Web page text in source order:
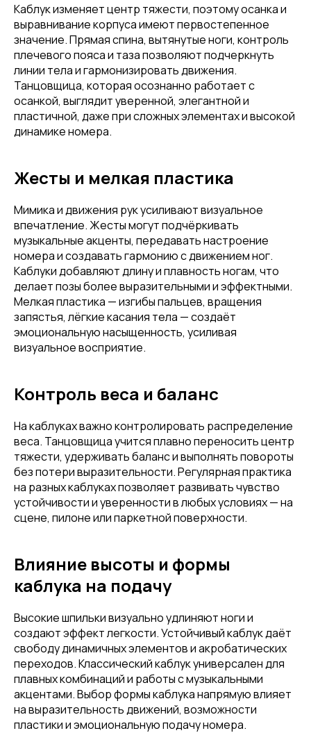
Каблук изменяет центр тяжести, поэтому осанка и
выравнивание корпуса имеют первостепенное
значение. Прямая спина, вытянутые ноги, контроль
плечевого пояса и таза позволяют подчеркнуть
линии тела и гармонизировать движения.
Танцовщица, которая осознанно работает с
осанкой, выглядит уверенной, элегантной и
пластичной, даже при сложных элементах и высокой
динамике номера.
Жесты и мелкая пластика
Мимика и движения рук усиливают визуальное
впечатление. Жесты могут подчёркивать
музыкальные акценты, передавать настроение
номера и создавать гармонию с движением ног.
Каблуки добавляют длину и плавность ногам, что
делает позы более выразительными и эффектными.
Мелкая пластика — изгибы пальцев, вращения
запястья, лёгкие касания тела — создаёт
эмоциональную насыщенность, усиливая
визуальное восприятие.
Контроль веса и баланс
На каблуках важно контролировать распределение
веса. Танцовщица учится плавно переносить центр
тяжести, удерживать баланс и выполнять повороты
без потери выразительности. Регулярная практика
на разных каблуках позволяет развивать чувство
устойчивости и уверенности в любых условиях — на
сцене, пилоне или паркетной поверхности.
Влияние высоты и формы
каблука на подачу
Высокие шпильки визуально удлиняют ноги и
создают эффект легкости. Устойчивый каблук даёт
свободу динамичных элементов и акробатических
переходов. Классический каблук универсален для
плавных комбинаций и работы с музыкальными
акцентами. Выбор формы каблука напрямую влияет
на выразительность движений, возможности
пластики и эмоциональную подачу номера.